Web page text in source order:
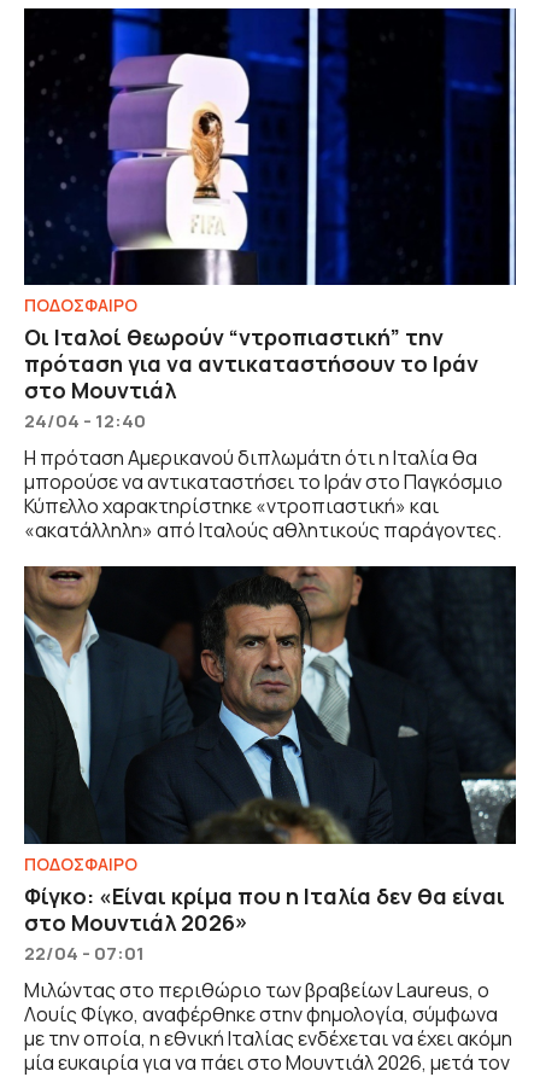
ΠΟΔΟΣΦΑΙΡΟ
Οι Ιταλοί θεωρούν “ντροπιαστική” την
πρόταση για να αντικαταστήσουν το Ιράν
στο Μουντιάλ
24/04 - 12:40
Η πρόταση Αμερικανού διπλωμάτη ότι η Ιταλία θα
μπορούσε να αντικαταστήσει το Ιράν στο Παγκόσμιο
Κύπελλο χαρακτηρίστηκε «ντροπιαστική» και
«ακατάλληλη» από Ιταλούς αθλητικούς παράγοντες.
ΠΟΔΟΣΦΑΙΡΟ
Φίγκο: «Είναι κρίμα που η Ιταλία δεν θα είναι
στο Μουντιάλ 2026»
22/04 - 07:01
Μιλώντας στο περιθώριο των βραβείων Laureus, ο
Λουίς Φίγκο, αναφέρθηκε στην φημολογία, σύμφωνα
με την οποία, η εθνική Ιταλίας ενδέχεται να έχει ακόμη
μία ευκαιρία για να πάει στο Μουντιάλ 2026, μετά τον